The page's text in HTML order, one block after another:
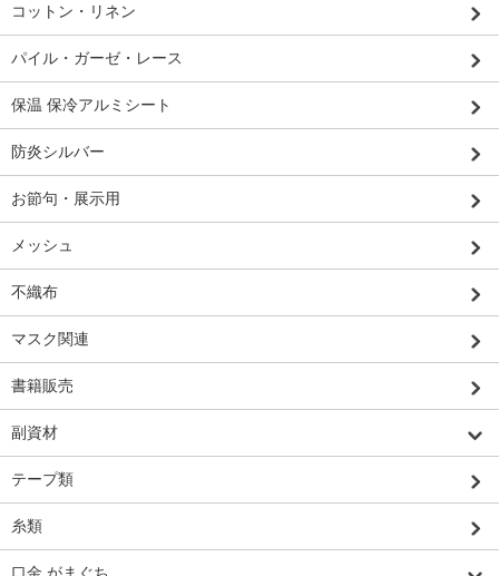
コットン・リネン
パイル・ガーゼ・レース
保温 保冷アルミシート
防炎シルバー
お節句・展示用
メッシュ
不織布
マスク関連
書籍販売
副資材
テープ類
糸類